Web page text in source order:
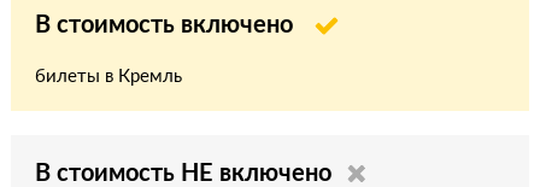
В стоимость включено
билеты в Кремль
В стоимость НЕ включено